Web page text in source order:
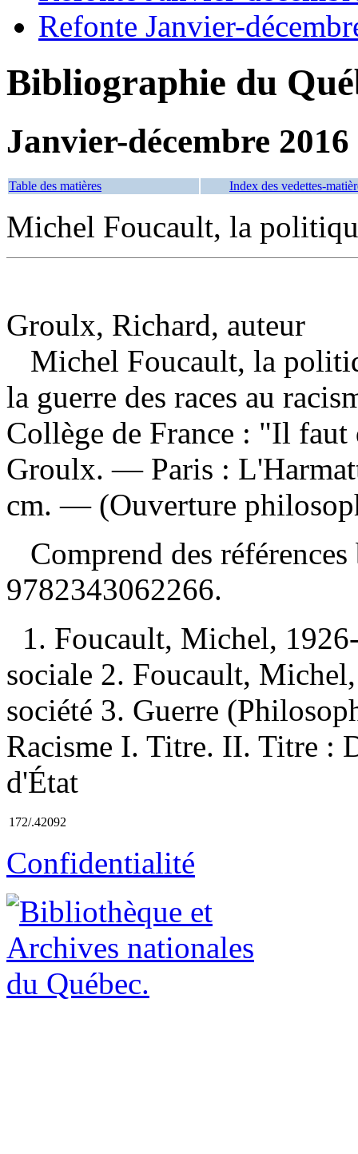
Refonte Janvier-
Bibliographie du
Janvier-décembre 2016
Table des matières Index des vedettes-
Michel Foucault, la
Groulx, Richard, auteur
Michel Foucault, la
la guerre des races au
Collège de France : "Il
Groulx. — Paris :
cm. — (Ouverture
Comprend des
9782343062266.
1. Foucault, Michel,
sociale 2. Foucault,
société 3. Guerre
Racisme I. Titre. II. Titre :
d'État
172/.42092
Confidentialité